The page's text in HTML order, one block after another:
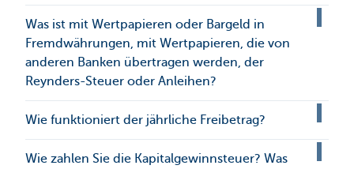
Was ist mit Wertpapieren oder Bargeld in
Fremdwährungen, mit Wertpapieren, die von
anderen Banken übertragen werden, der
Reynders-Steuer oder Anleihen?
Wie funktioniert der jährliche Freibetrag?
Wie zahlen Sie die Kapitalgewinnsteuer? Was